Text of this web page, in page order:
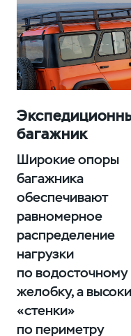
багажник
Широкие опоры
багажника
обеспечивают
равномерное
распределение
нагрузки
по водосточному
желобку, а
«стенки»
по периметру